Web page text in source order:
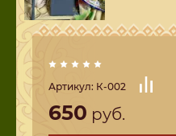
Артикул: К-002
650 руб.